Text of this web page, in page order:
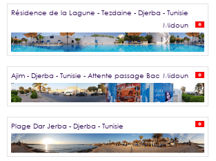
Résidence de la Lagune - Tezdaine - Djerba - Tunisie
Midoun
Ajim - Djerba - Tunisie - Attente passage Bac Midoun
Plage Dar Jerba - Djerba - Tunisie